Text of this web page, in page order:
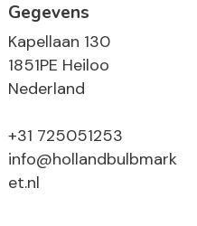
Gegevens
Kapellaan 130
1851PE Heiloo
Nederland
+31 725051253
info@hollandbulbmark
et.nl